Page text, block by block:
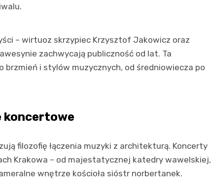
– wirtuoz skrzypiec Krzysztof Jakowicz oraz
zachwycają publiczność od lat. Ta
i stylów muzycznych, od średniowiecza po
koncertowe
filozofię łączenia muzyki z architekturą. Koncerty
Krakowa – od majestatycznej katedry wawelskiej,
wnętrze kościoła sióstr norbertanek.